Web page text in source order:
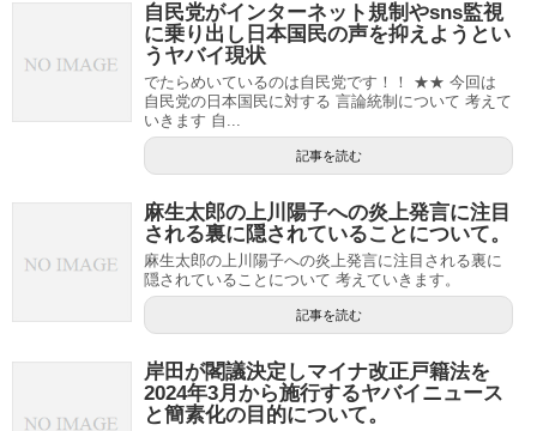
自民党がインターネット規制やsns監視
に乗り出し日本国民の声を抑えようとい
うヤバイ現状
でたらめいているのは自民党です！！ ★★ 今回は
自民党の日本国民に対する 言論統制について 考えて
いきます 自...
記事を読む
麻生太郎の上川陽子への炎上発言に注目
される裏に隠されていることについて。
麻生太郎の上川陽子への炎上発言に注目される裏に
隠されていることについて 考えていきます。
記事を読む
岸田が閣議決定しマイナ改正戸籍法を
2024年3月から施行するヤバイニュース
と簡素化の目的について。